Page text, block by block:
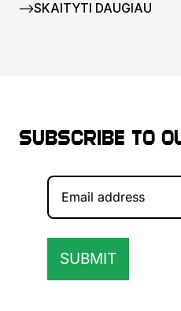
SKAITYTI DAUGIAU
Subscribe to
SUBMIT